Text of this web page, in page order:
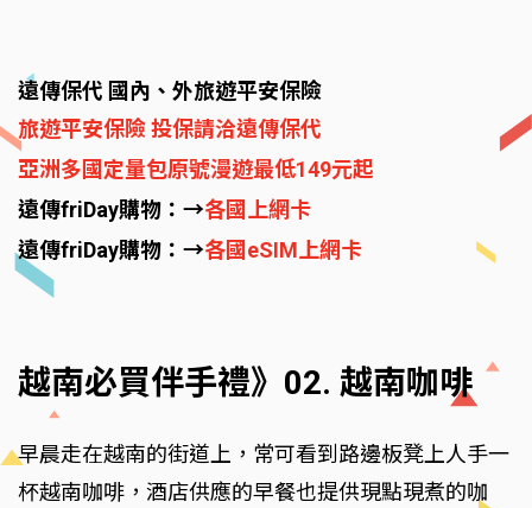
遠傳保代 國內、外旅遊平安保險
旅遊平安保險 投保請洽遠傳保代
亞洲多國定量包原號漫遊最低149元起
遠傳friDay購物：→各國上網卡
遠傳friDay購物：→各國eSIM上網卡
越南必買伴手禮》02. 越南咖啡
早晨走在越南的街道上，常可看到路邊板凳上人手一
杯越南咖啡，酒店供應的早餐也提供現點現煮的咖